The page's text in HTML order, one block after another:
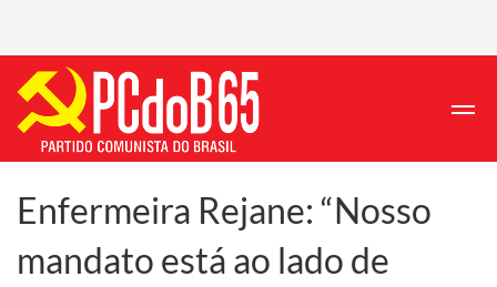
Enfermeira Rejane: “Nosso
mandato está ao lado de